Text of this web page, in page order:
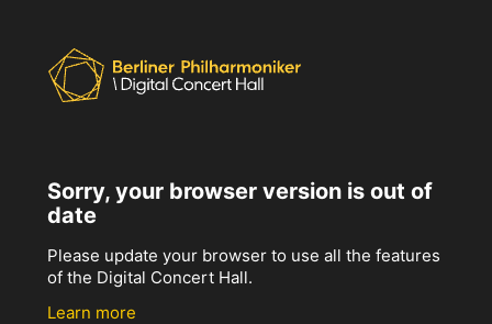
Sorry, your browser version is out of
date
Please update your browser to use all the features
of the Digital Concert Hall.
Learn more